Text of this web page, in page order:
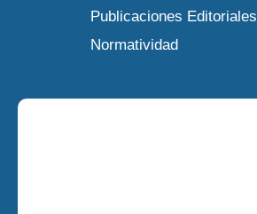
Publicaciones Editoriales
Normatividad